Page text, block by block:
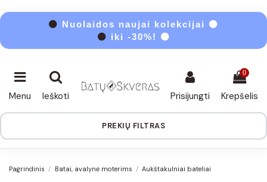
⚫ Nuolaidos naujai kolekcijai ⚫
⚫ iki -30%! ⚫
Menu Ieškoti Prisijungti
0
Krepšelis
PREKIŲ FILTRAS
Pagrindinis Batai, avalynė moterims Aukštakulniai bateliai